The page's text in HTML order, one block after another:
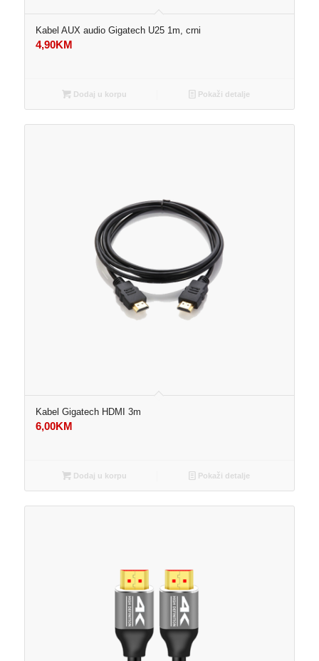
Kabel AUX audio Gigatech U25 1m, crni
4,90KM
Dodaj u korpu Pokaži detalje
Kabel Gigatech HDMI 3m
6,00KM
Dodaj u korpu Pokaži detalje